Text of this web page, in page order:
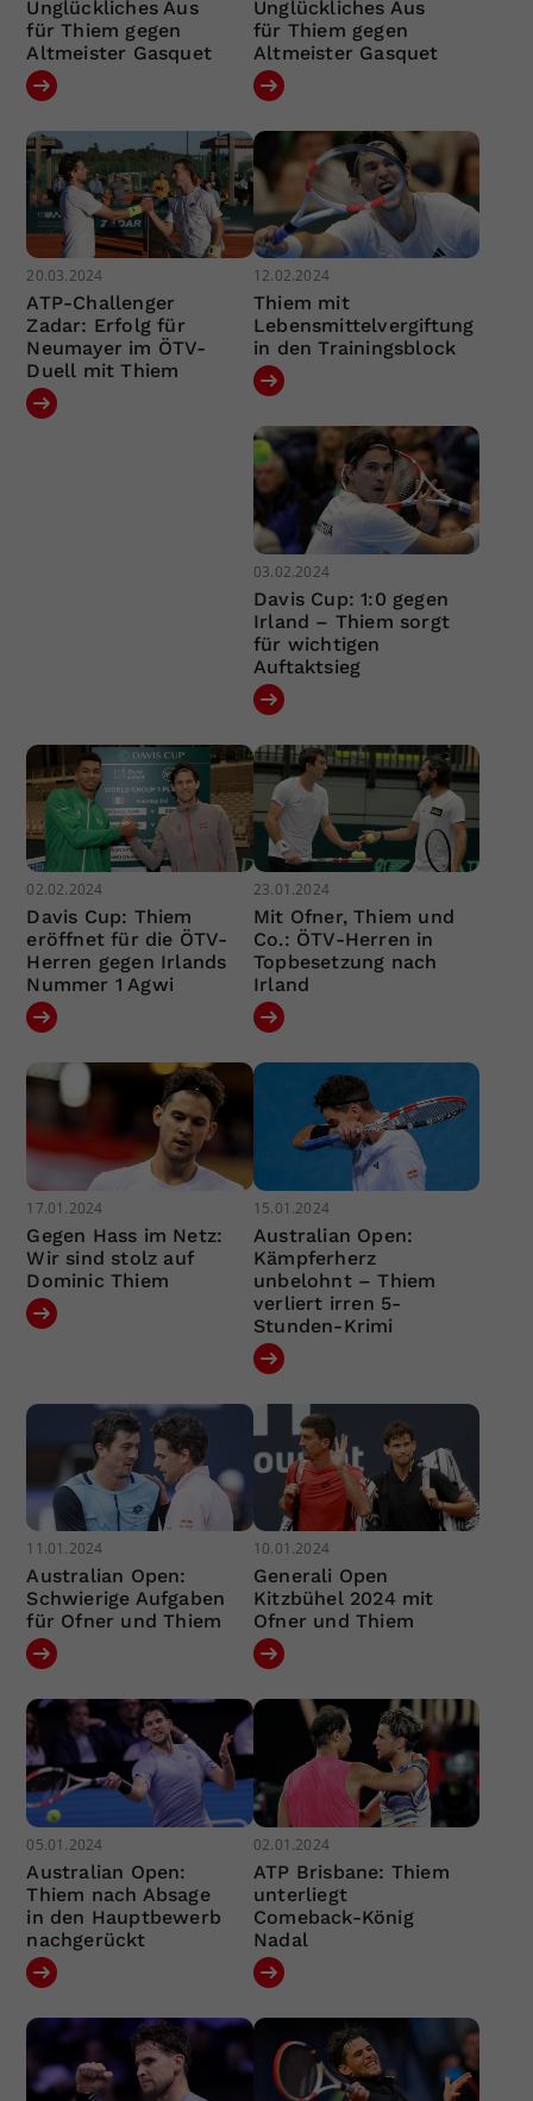
Unglückliches Aus
für Thiem gegen
Altmeister Gasquet
Unglückliches Aus
für Thiem gegen
Altmeister Gasquet
20.03.2024
ATP-Challenger
Zadar: Erfolg für
Neumayer im ÖTV-
Duell mit Thiem
12.02.2024
Thiem mit
Lebensmittelvergiftung
in den Trainingsblock
03.02.2024
Davis Cup: 1:0 gegen
Irland – Thiem sorgt
für wichtigen
Auftaktsieg
02.02.2024
Davis Cup: Thiem
eröffnet für die ÖTV-
Herren gegen Irlands
Nummer 1 Agwi
23.01.2024
Mit Ofner, Thiem und
Co.: ÖTV-Herren in
Topbesetzung nach
Irland
17.01.2024
Gegen Hass im Netz:
Wir sind stolz auf
Dominic Thiem
15.01.2024
Australian Open:
Kämpferherz
unbelohnt – Thiem
verliert irren 5-
Stunden-Krimi
11.01.2024
Australian Open:
Schwierige Aufgaben
für Ofner und Thiem
10.01.2024
Generali Open
Kitzbühel 2024 mit
Ofner und Thiem
05.01.2024
Australian Open:
Thiem nach Absage
in den Hauptbewerb
nachgerückt
02.01.2024
ATP Brisbane: Thiem
unterliegt
Comeback-König
Nadal